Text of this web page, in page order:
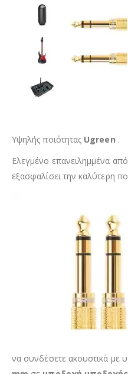
Υψηλής ποιότητας Ugreen .
Ελεγμένο επανειλημμένα
εξασφαλίσει την καλύτερη
να συνδέσετε ακουστικά με